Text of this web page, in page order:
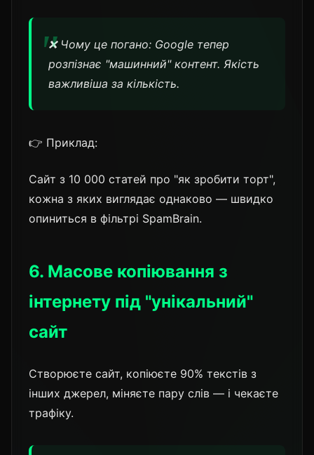
❌ Чому це погано: Google тепер
розпізнає "машинний" контент. Якість
важливіша за кількість.
👉 Приклад:
Сайт з 10 000 статей про "як зробити торт",
кожна з яких виглядає однаково — швидко
опиниться в фільтрі SpamBrain.
6. Масове копіювання з
інтернету під "унікальний"
сайт
Створюєте сайт, копіюєте 90% текстів з
інших джерел, міняєте пару слів — і чекаєте
трафіку.